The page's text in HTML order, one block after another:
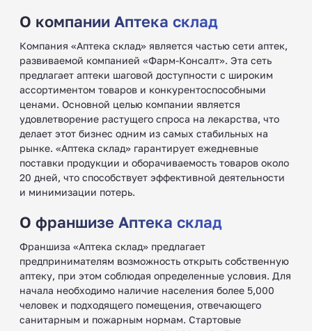
О компании Аптека склад
Компания «Аптека склад» является частью сети аптек,
развиваемой компанией «Фарм-Консалт». Эта сеть
предлагает аптеки шаговой доступности с широким
ассортиментом товаров и конкурентоспособными
ценами. Основной целью компании является
удовлетворение растущего спроса на лекарства, что
делает этот бизнес одним из самых стабильных на
рынке. «Аптека склад» гарантирует ежедневные
поставки продукции и оборачиваемость товаров около
20 дней, что способствует эффективной деятельности
и минимизации потерь.
О франшизе Аптека склад
Франшиза «Аптека склад» предлагает
предпринимателям возможность открыть собственную
аптеку, при этом соблюдая определенные условия. Для
начала необходимо наличие населения более 5,000
человек и подходящего помещения, отвечающего
санитарным и пожарным нормам. Стартовые